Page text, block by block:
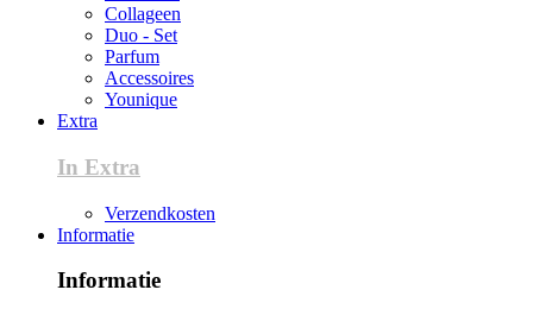
Collageen
Duo - Set
Parfum
Accessoires
Younique
Extra
In Extra
Verzendkosten
Informatie
Informatie